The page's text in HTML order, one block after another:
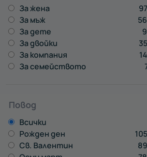
Силистра
Сливен
Смолян
Стара Загора
Търговище
Хасково
За жена
За мъж
За дете
За двойки
За компания
За семейството
Повод
Всички
Рожден ден
Св. Валентин